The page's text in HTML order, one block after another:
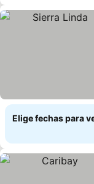
Elige fechas para